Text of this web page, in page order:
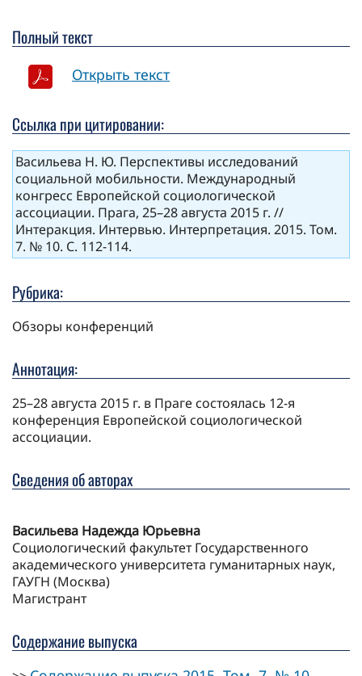
Полный текст
Открыть текст
Ссылка при цитировании:
Васильева Н. Ю. Перспективы исследований
социальной мобильности. Международный
конгресс Европейской социологической
ассоциации. Прага, 25–28 августа 2015 г. //
Интеракция. Интервью. Интерпретация. 2015. Том.
7. № 10. С. 112-114.
Рубрика:
Обзоры конференций
Аннотация:
25–28 августа 2015 г. в Праге состоялась 12-я
конференция Европейской социологической
ассоциации.
Сведения об авторах
Васильева Надежда Юрьевна
Социологический факультет Государственного
академического университета гуманитарных наук,
ГАУГН (Москва)
Магистрант
Содержание выпуска